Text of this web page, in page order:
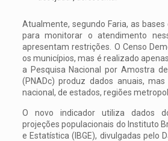
Atualmente, segundo Faria, as bases
para monitorar o atendimento
apresentam restrições. O Censo
os municípios, mas é realizado
a Pesquisa Nacional por Amostra
(PNADc) produz dados anuais,
nacional, de estados, regiões
O novo indicador utiliza dados
projeções populacionais do Instituto
e Estatística (IBGE), divulgadas pelo